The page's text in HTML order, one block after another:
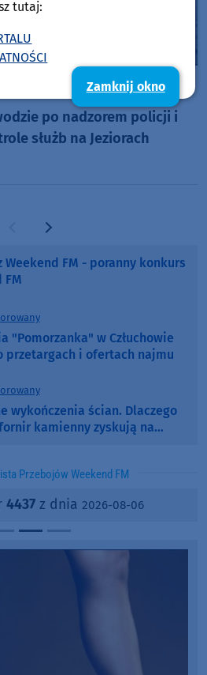
po nadzorem policji i
służb na Jeziorach
Poprzednia strona
Następna strona
Weekend FM - poranny konkurs
FM
"Pomorzanka" w Człuchowie
przetargach i ofertach najmu
wykończenia ścian. Dlaczego
fornir kamienny zyskują na
Przebojów Weekend FM
4437 z dnia 2026-08-06
tutaj:
Zamknij okno